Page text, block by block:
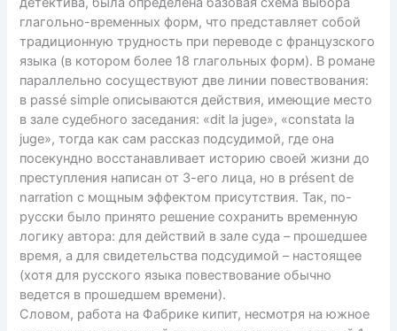
глагольно-временных форм, что представляет собой
традиционную трудность при переводе с французского
языка (в котором более 18 глагольных форм). В романе
параллельно сосуществуют две линии повествования:
в passé simple описываются действия, имеющие место
в зале судебного заседания: «dit la juge», «constata la
juge», тогда как сам рассказ подсудимой, где она
посекундно восстанавливает историю своей жизни до
преступления написан от 3-его лица, но в présent de
narration с мощным эффектом присутствия. Так, по-
русски было принято решение сохранить временную
логику автора: для действий в зале суда – прошедшее
время, а для свидетельства подсудимой – настоящее
(хотя для русского языка повествование обычно
ведется в прошедшем времени).
Словом, работа на Фабрике кипит, несмотря на южное